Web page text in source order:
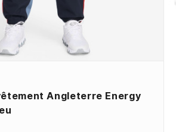
Angleterre Energy